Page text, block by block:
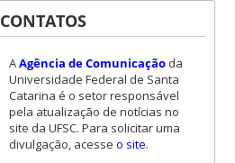
CONTATOS
AAgência de Comunicaçãoda
Universidade Federal de Santa
Catarina é o setor responsável
pela atualização de notícias no
site da UFSC. Para solicitar uma
divulgação, acesse o site.